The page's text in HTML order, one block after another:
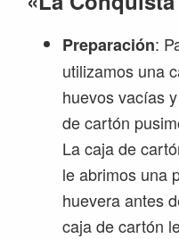
Preparación:
utilizamos una
huevos vacías
de cartón
La caja de
le abrimos una
huevera antes
caja de cartón